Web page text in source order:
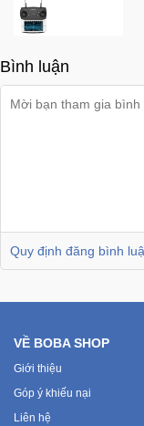
Thiết
Bị
Văn
Phòng
Thiết
Dụng
Cụ
Massage
Bình luận
Quy định đăng bình
VỀ BOBA SHOP
Giới thiệu
Góp ý khiếu nại
Liên hệ